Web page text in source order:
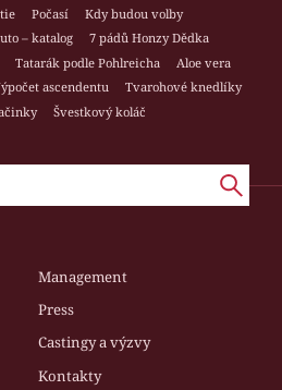
Počasí
Kdy budou volby
– katalog
7 pádů Honzy Dědka
Tatarák podle Pohlreicha
Aloe vera
ascendentu
Tvarohové knedlíky
Švestkový koláč
Management
Press
Castingy a výzvy
Kontakty